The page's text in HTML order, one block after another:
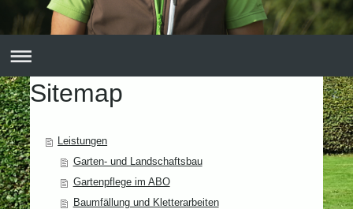
Sitemap
Leistungen
Garten- und Landschaftsbau
Gartenpflege im ABO
Baumfällung und Kletterarbeiten